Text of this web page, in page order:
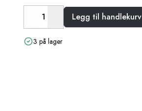
DecreaseIncreaseLegg til handlekurv
3 på lager